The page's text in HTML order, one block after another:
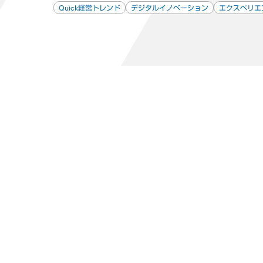
Quick経営トレンド デジタルイノベーション エクスペリエ